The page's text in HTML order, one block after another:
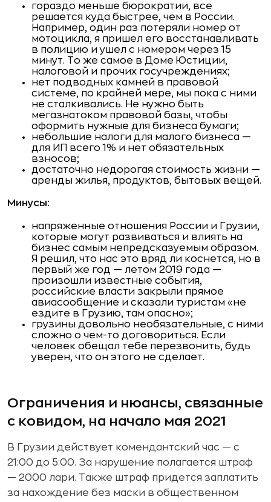
гораздо меньше бюрократии, все
решается куда быстрее, чем в России.
Например, один раз потеряли номер от
мотоцикла, я пришел его восстанавливать
в полицию и ушел с номером через 15
минут. То же самое в Доме Юстиции,
налоговой и прочих госучреждениях;
нет подводных камней в правовой
системе, по крайней мере, мы пока с ними
не сталкивались. Не нужно быть
мегазнатоком правовой базы, чтобы
оформить нужные для бизнеса бумаги;
небольшие налоги для малого бизнеса —
для ИП всего 1% и нет обязательных
взносов;
достаточно недорогая стоимость жизни —
аренды жилья, продуктов, бытовых вещей.
Минусы:
напряженные отношения России и Грузии,
которые могут развиваться и влиять на
бизнес самым непредсказуемым образом.
Я решил, что нас это вряд ли коснется, но в
первый же год — летом 2019 года —
произошли известные события,
российские власти закрыли прямое
авиасообщение и сказали туристам «не
ездите в Грузию, там опасно»;
грузины довольно необязательные, с ними
сложно о чем-то договориться. Если
человек обещал тебе перезвонить, будь
уверен, что он этого не сделает.
Ограничения и нюансы, связанные
с ковидом, на начало мая 2021
В Грузии действует комендантский час — с
21:00 до 5:00. За нарушение полагается штраф
— 2000 лари. Также штраф придется заплатить
за нахождение без маски в общественном